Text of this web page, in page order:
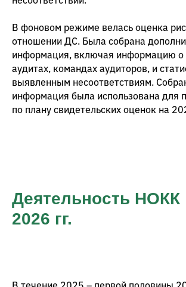
В фоновом режиме велась оценка
отношении ДС. Была собрана
информация, включая информацию о
аудитах, командах аудиторов, и
выявленным несоответствиям.
информация была использована для
по плану свидетельских оценок на
Деятельность НОКК
2026 гг.